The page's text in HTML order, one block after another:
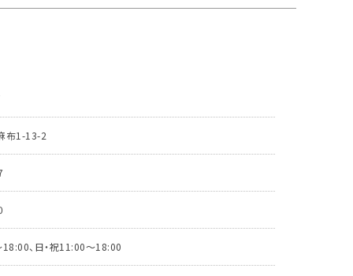
布1-13-2
、日・祝11:00～18:00